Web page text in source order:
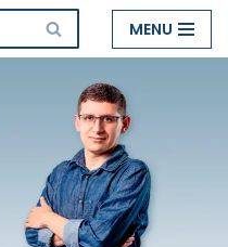
MENU